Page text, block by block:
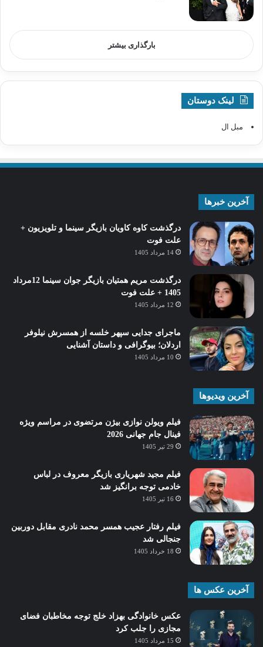
بارگذاری بیشتر
لینک دوستان
مبل ال
آخرین خبرها
درگذشت کاوه کاویان بازیگر سینما و تلویزیون +
علت فوت
14 مرداد 1405
درگذشت مریم همتیان بازیگر جوان سینما 12مرداد
1405 + علت فوت
12 مرداد 1405
ماجرای جدایی سپهر خلسه از همسرش نیلوفر
اردلان؛ بیوگرافی و داستان آشنایی
10 مرداد 1405
آخرین ویدیوها
فیلم ویولن نوازی بیژن مرتضوی در مراسم ویژه
فینال جام جهانی 2026
29 تیر 1405
فیلم مجید شهریاری بازیگر معروف در لباس
خادمی توجه برانگیز شد
16 تیر 1405
فیلم رفتار عجیب همسر محمد نادری مقابل دوربین
جنجالی شد
18 خرداد 1405
آخرین عکس ها
عکس خانوادگی بهزاد خلج توجه مخاطبان فضای
مجازی را جلب کرد
15 مرداد 1405